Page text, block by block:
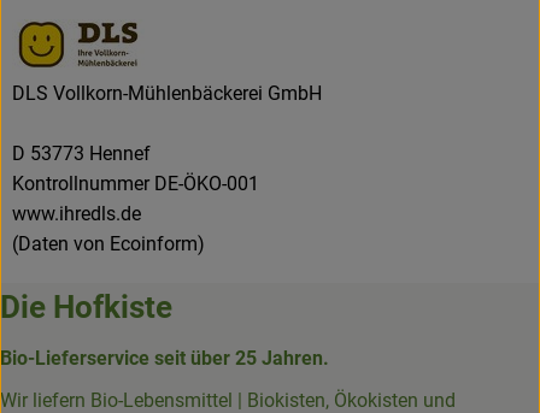
DLS Vollkorn-Mühlenbäckerei GmbH
D 53773 Hennef
Kontrollnummer DE-ÖKO-001
www.ihredls.de
(Daten von Ecoinform)
Die Hofkiste
Bio-Lieferservice seit über 25 Jahren.
Wir liefern Bio-Lebensmittel | Biokisten, Ökokisten und